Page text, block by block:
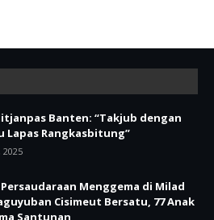
Banten: “Takjub dengan
Lapas Rangkasbitung”
2025
Menggema di Milad
Cisimeut Bersatu, 77 Anak
Santunan